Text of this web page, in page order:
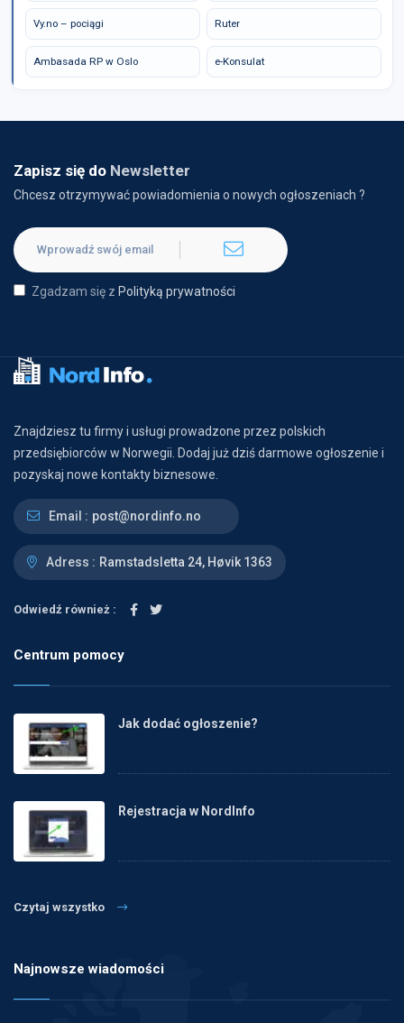
Vy.no – pociągi Ruter
Ambasada RP w Oslo e-Konsulat
Zapisz się do Newsletter
Chcesz otrzymywać powiadomienia o nowych ogłoszeniach ?
Zgadzam się z Polityką prywatności
Znajdziesz tu firmy i usługi prowadzone przez polskich
przedsiębiorców w Norwegii. Dodaj już dziś darmowe ogłoszenie i
pozyskaj nowe kontakty biznesowe.
Email : post@nordinfo.no
Adress : Ramstadsletta 24, Høvik 1363
Odwiedź również :
Centrum pomocy
Jak dodać ogłoszenie?
Rejestracja w NordInfo
Czytaj wszystko
Najnowsze wiadomości